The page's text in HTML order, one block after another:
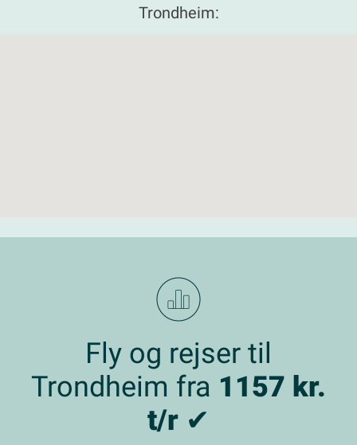
Trondheim:
Fly og rejser til
Trondheim fra 1157 kr.
t/r ✔